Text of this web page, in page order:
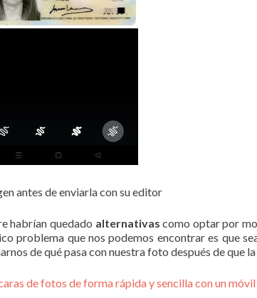
antes de enviarla con su editor
habrían quedado alternativascomo optar por
problema que nos podemos encontrar es que
de qué pasa con nuestra foto después de que
de fotos de forma rápida y sencilla con un